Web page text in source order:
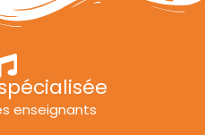
enseignants